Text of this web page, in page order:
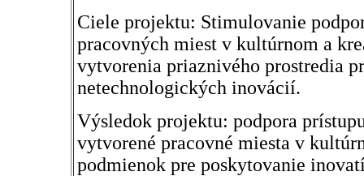
Ciele projektu: Stimulovanie
pracovných miest v kultúrnom a
vytvorenia priaznivého prostredia
netechnologických inovácií.
Výsledok projektu: podpora
vytvorené pracovné miesta v
podmienok pre poskytovanie